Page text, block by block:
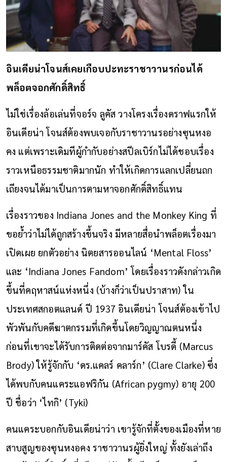
อินเดียน่าโจนส์เคยเกือบปะทะราชาวานรก่อนได้
พล็อตจอกศักดิ์สิทธิ์
ไม่ใช่เรื่องล้อเล่นที่จอร์จ ลูคัส วางโครงเรื่องดราฟแรกให้
อินเดียน่า โจนส์ต้องพบเจอกับราชาวานรอย่างซุนหงอ
คง แต่เพราะเดิมทีผู้กำกับอย่างสปีลเบิร์กไม่ได้ชอบเรื่อง
ราวเหนือธรรมชาติมากนัก ทำให้เกิดการแลกเปลี่ยนถก
เถียงจนได้มาเป็นการตามหาจอกศักดิ์สิทธิ์แทน
เรื่องราวของ Indiana Jones and the Monkey King ที่
ขอย้ำว่าไม่ได้ถูกสร้างขึ้นจริง มีหลายสื่อนำพล็อตเรื่องมา
เปิดเผย ยกตัวอย่าง นิตยสารออนไลน์ ‘Mental Floss’
และ ‘Indiana Jones Fandom’ โดยเรื่องราวดังกล่าวเกิด
ขึ้นที่คฤหาสน์แห่งหนึ่ง (บ้างก็ว่าเป็นปราสาท) ใน
ประเทศสกอตแลนด์ ปี 1937 อินเดียน่า โจนส์ต้องเข้าไป
พัวพันกับคดีฆาตกรรมที่เกิดขึ้นโดยวิญญาณตนหนึ่ง
ก่อนที่เขาจะได้รับการติดต่อจากมาร์คัส โบรดี้ (Marcus
Brody) ให้รู้จักกับ ‘ดร.แคลร์ คลาร์ก’ (Clare Clarke) ซึ่ง
ได้พบกับคนแคระแอฟริกัน (African pygmy) อายุ 200
ปี ชื่อว่า ‘ไทกิ’ (Tyki)
คนแคระบอกกับอินเดียน่าว่า เขารู้จักที่ตั้งของเมืองที่หาย
สาบสูญของซุนหงอคง ราชาวานรผู้ยิ่งใหญ่ ทั้งยังเล่าถึง